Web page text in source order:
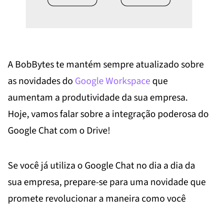
A BobBytes te mantém sempre atualizado sobre
as novidades do Google Workspace que
aumentam a produtividade da sua empresa.
Hoje, vamos falar sobre a integração poderosa do
Google Chat com o Drive!
Se você já utiliza o Google Chat no dia a dia da
sua empresa, prepare-se para uma novidade que
promete revolucionar a maneira como você